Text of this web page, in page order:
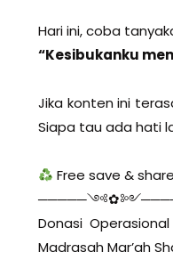
Hari ini, coba
“Kesibukanku
Jika konten ini
Siapa tau ada hati
Free save & share
Donasi
Madrasah Mar’ah